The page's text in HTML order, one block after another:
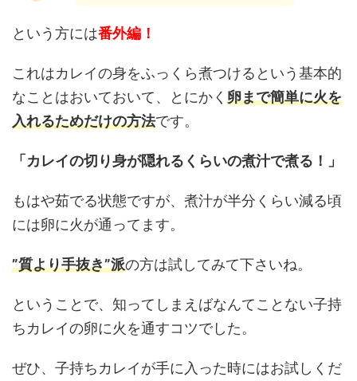
という方には番外編！
これはカレイの身をふっくら煮つけるという基本的
なことはおいておいて、とにかく 卵まで簡単に火を
入れるためだけの方法です。
「カレイの切り身が隠れるくらいの煮汁で煮る！」
もはや茹でる状態ですが、煮汁が半分くらい減る頃
には卵に火が通ってます。
”質より手抜き”派の方は試してみて下さいね。
ということで、知ってしまえばなんてことない子持
ちカレイの卵に火を通すコツでした。
ぜひ、子持ちカレイが手に入った時にはお試しくだ